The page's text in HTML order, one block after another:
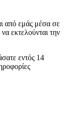
από εμάς μέσα σε
εκτελούνται την
εντός 14